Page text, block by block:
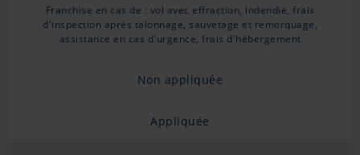
Franchise en cas de : vol avec effraction, indendie, frais
d'inspection après talonnage, sauvetage et remorquage,
assistance en cas d'urgence, frais d'hébergement
Non appliquée
Appliquée